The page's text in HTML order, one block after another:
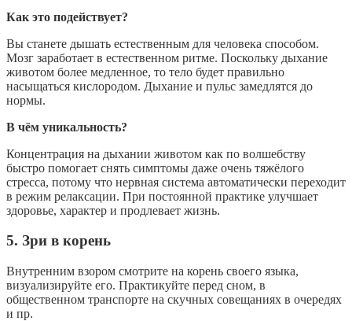
Как это подействует?
Вы станете дышать естественным для человека способом.
Мозг заработает в естественном ритме. Поскольку дыхание
животом более медленное, то тело будет правильно
насыщаться кислородом. Дыхание и пульс замедлятся до
нормы.
В чём уникальность?
Концентрация на дыхании животом как по волшебству
быстро помогает снять симптомы даже очень тяжёлого
стресса, потому что нервная система автоматически переходит
в режим релаксации. При постоянной практике улучшает
здоровье, характер и продлевает жизнь.
5. Зри в корень
Внутренним взором смотрите на корень своего языка,
визуализируйте его. Практикуйте перед сном, в
общественном транспорте на скучных совещаниях в очередях
и пр.